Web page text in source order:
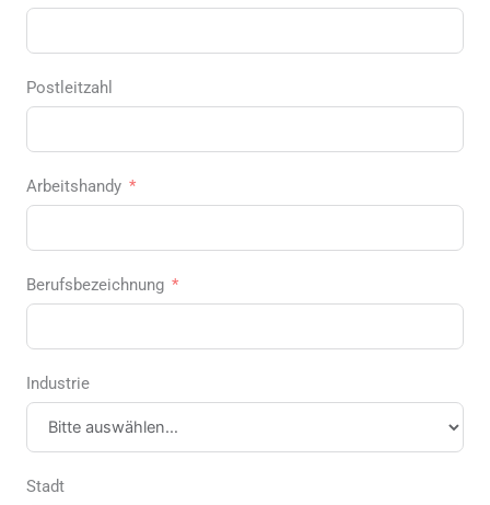
Postleitzahl
Arbeitshandy
Berufsbezeichnung
Industrie
Stadt